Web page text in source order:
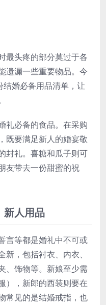
最头疼的部分莫过于各
遗漏一些重要物品。今
婚必备用品清单，让
礼必备的食品。在采购
既要满足新人的婚宴敬
封礼。喜糖和瓜子则可
友带去一份甜蜜的祝
新人用品
言等都是婚礼中不可或
，包括衬衣、内衣、
、饰物等。新娘至少需
），新郎的西装则要在
常见的是结婚戒指，也